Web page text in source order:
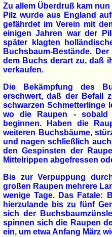
Zu allem Überdruß kam
Pilz wurde aus England
gefährdet im Verein mit
einigen Jahren war der
später klagten
Buchsbaum-Bestände.
dem Buchs derart zu, daß
verkaufen.
Die Bekämpfung des
erschwert, daß der Befall
schwarzen Schmetterlinge
wo die Raupen -
beginnen. Haben die
weiteren Buchsbäume,
und nagen schließlich
den Gespinsten der
Mittelrippen abgefressen
Bis zur Verpuppung
großen Raupen mehrere
wenige Tage. Das Fatale:
hierzulande bis zu fünf
sich der
spinnen sich die Raupen
ein, um etwa Anfang März